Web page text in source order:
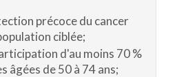
précoce du cancer
ciblée;
d'au moins 70 %
âgées de 50 à 74 ans;